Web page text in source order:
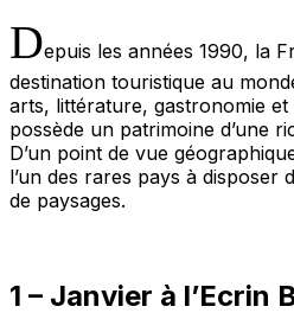
Depuis les années 1990, la
destination touristique au
arts, littérature, gastronomie
possède un patrimoine d’une
D’un point de vue
l’un des rares pays à disposer
de paysages.
1 – Janvier à l’Ecrin